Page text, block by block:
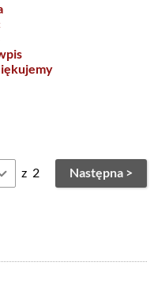
z 2 Następna >